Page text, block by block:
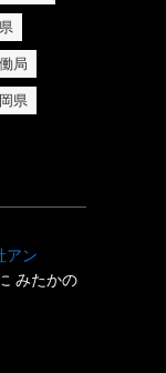
局
県
アン
みたかの